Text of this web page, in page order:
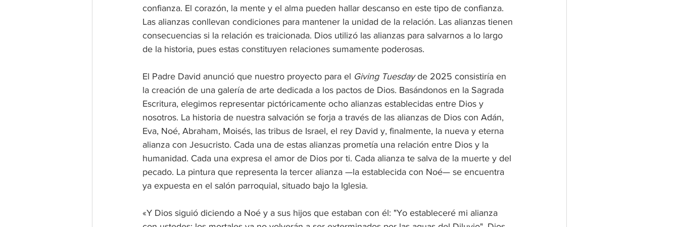
confianza. El corazón, la mente y el alma pueden hallar descanso en este tipo de confianza.
Las alianzas conllevan condiciones para mantener la unidad de la relación. Las alianzas tienen
consecuencias si la relación es traicionada. Dios utilizó las alianzas para salvarnos a lo largo
de la historia, pues estas constituyen relaciones sumamente poderosas.
El Padre David anunció que nuestro proyecto para el Giving Tuesday de 2025 consistiría en
la creación de una galería de arte dedicada a los pactos de Dios. Basándonos en la Sagrada
Escritura, elegimos representar pictóricamente ocho alianzas establecidas entre Dios y
nosotros. La historia de nuestra salvación se forja a través de las alianzas de Dios con Adán,
Eva, Noé, Abraham, Moisés, las tribus de Israel, el rey David y, finalmente, la nueva y eterna
alianza con Jesucristo. Cada una de estas alianzas prometía una relación entre Dios y la
humanidad. Cada una expresa el amor de Dios por ti. Cada alianza te salva de la muerte y del
pecado. La pintura que representa la tercer alianza —la establecida con Noé— se encuentra
ya expuesta en el salón parroquial, situado bajo la Iglesia.
«Y Dios siguió diciendo a Noé y a sus hijos que estaban con él: "Yo estableceré mi alianza